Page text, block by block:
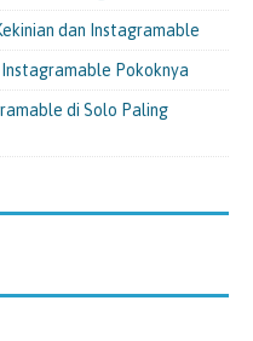
dan Instagramable
Pokoknya
di Solo Paling